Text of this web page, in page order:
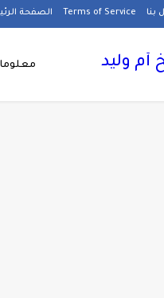
بنا Terms of Service الصفحة
وليد